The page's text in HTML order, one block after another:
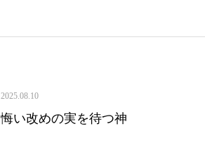
2025.08.10
悔い改めの実を待つ神